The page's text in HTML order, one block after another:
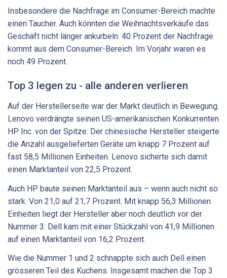
Insbesondere die Nachfrage im Consumer-Bereich machte
einen Taucher. Auch könnten die Weihnachtsverkäufe das
Geschäft nicht länger ankurbeln. 40 Prozent der Nachfrage
kommt aus dem Consumer-Bereich. Im Vorjahr waren es
noch 49 Prozent.
Top 3 legen zu - alle anderen verlieren
Auf der Herstellerseite war der Markt deutlich in Bewegung.
Lenovo verdrängte seinen US-amerikanischen Konkurrenten
HP Inc. von der Spitze. Der chinesische Hersteller steigerte
die Anzahl ausgelieferten Geräte um knapp 7 Prozent auf
fast 58,5 Millionen Einheiten. Lenovo sicherte sich damit
einen Marktanteil von 22,5 Prozent.
Auch HP baute seinen Marktanteil aus – wenn auch nicht so
stark. Von 21,0 auf 21,7 Prozent. Mit knapp 56,3 Millionen
Einheiten liegt der Hersteller aber noch deutlich vor der
Nummer 3: Dell kam mit einer Stückzahl von 41,9 Millionen
auf einen Marktanteil von 16,2 Prozent.
Wie die Nummer 1 und 2 schnappte sich auch Dell einen
grösseren Teil des Kuchens. Insgesamt machen die Top 3